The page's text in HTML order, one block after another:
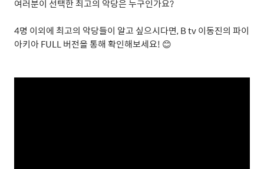
여러분이 선택한 최고의 악당은 누구인가요?
4명 이외에 최고의 악당들이 알고 싶으시다면, B tv이동진의 파이
아키아FULL버전을통해 확인해보세요! 😊